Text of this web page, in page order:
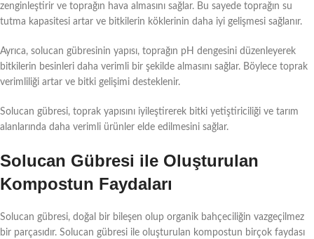
zenginleştirir ve toprağın hava almasını sağlar. Bu sayede toprağın su
tutma kapasitesi artar ve bitkilerin köklerinin daha iyi gelişmesi sağlanır.
Ayrıca, solucan gübresinin yapısı, toprağın pH dengesini düzenleyerek
bitkilerin besinleri daha verimli bir şekilde almasını sağlar. Böylece toprak
verimliliği artar ve bitki gelişimi desteklenir.
Solucan gübresi, toprak yapısını iyileştirerek bitki yetiştiriciliği ve tarım
alanlarında daha verimli ürünler elde edilmesini sağlar.
Solucan Gübresi ile Oluşturulan
Kompostun Faydaları
Solucan gübresi, doğal bir bileşen olup organik bahçeciliğin vazgeçilmez
bir parçasıdır. Solucan gübresi ile oluşturulan kompostun birçok faydası